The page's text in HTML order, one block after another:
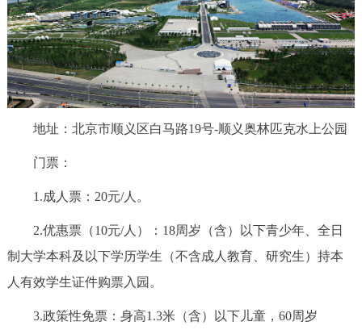
个人服务 法人服务 部门服务
便民服务 利企服务 投资项目
中介服务 阳光政务
参与调查 在线访谈 图说互动
北京概况 十六区概览 人文北京
地址：北京市顺义区白马路19号-顺义奥林匹克水上公园
门票：
1.成人票：20元/人。
2.优惠票（10元/人）：18周岁（含）以下青少年、全日
制大学本科及以下学历学生（不含成人教育、研究生）持本
人有效学生证件购票入园。
3.政策性免票：身高1.3米（含）以下儿童，60周岁